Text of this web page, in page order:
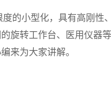
的小型化，具有高刚性
旋转工作台、医用仪器
来为大家讲解。